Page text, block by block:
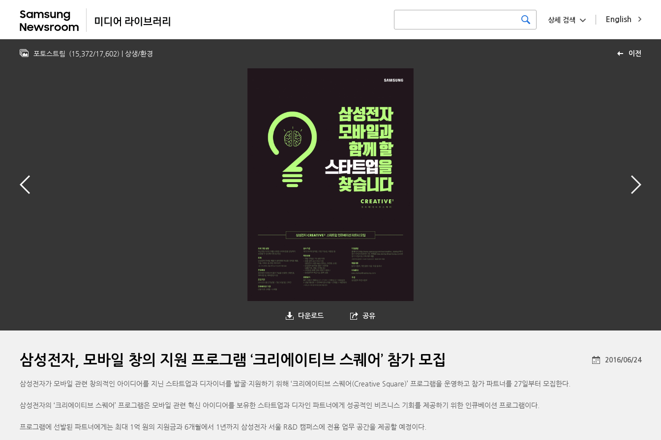
English
상세 검색
이전
포토스트림 (15,372/17,602) | 상생/환경
다운로드 공유
삼성전자, 모바일 창의 지원 프로그램 ‘크리에이티브 스퀘어’ 참가 모집 2016/06/24
삼성전자가 모바일 관련 창의적인 아이디어를 지닌 스타트업과 디자이너를 발굴·지원하기 위해 ‘크리에이티브 스퀘어(Creative Square)’ 프로그램을 운영하고 참가 파트너를 27일부터 모집한다.
삼성전자의 ‘크리에이티브 스퀘어’ 프로그램은 모바일 관련 혁신 아이디어를 보유한 스타트업과 디자인 파트너에게 성공적인 비즈니스 기회를 제공하기 위한 인큐베이션 프로그램이다.
프로그램에 선발된 파트너에게는 최대 1억 원의 지원금과 6개월에서 1년까지 삼성전자 서울 R&D 캠퍼스에 전용 업무 공간을 제공할 예정이다.